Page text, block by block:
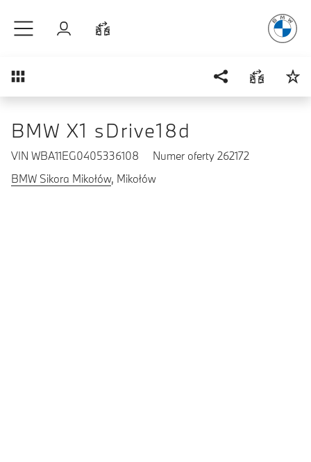
Zaloguj się
Przegląd
BMW X1 sDrive18d
VIN WBA11EG0405336108
Numer oferty 262172
BMW Sikora Mikołów, Mikołów